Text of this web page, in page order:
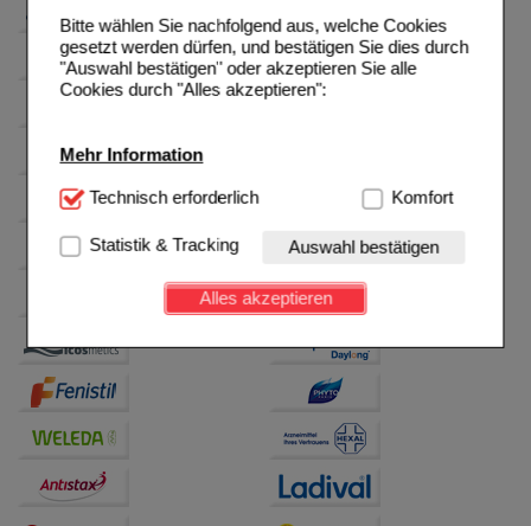
Bitte wählen Sie nachfolgend aus, welche Cookies
gesetzt werden dürfen, und bestätigen Sie dies durch
"Auswahl bestätigen" oder akzeptieren Sie alle
Cookies durch "Alles akzeptieren":
Mehr Information
Technisch Notwendig:Hierbei handelt es sich um
Website notwendig sind (z.B. Navigation, Warenkorb,
Kundenkonto), weshalb auf diese nicht verzichtet
werden kann.
Einkaufserlebnis noch ansprechender zu gestalten,
Besuchers oder unsere Seite an bevorzugte
Verhaltensweisen (z.B. Spracheinstellung)
anzupassen. Komfort-Cookies ermöglichen es uns
auch auf Ihre Bedürfnisse zugeschrittene Inhalte
anzuzeigen und unser Partnerprogramm zu
betreiben.
Technisch erforderlich Komfort
Statistik & Tracking Auswahl bestätigen
Alles akzeptieren